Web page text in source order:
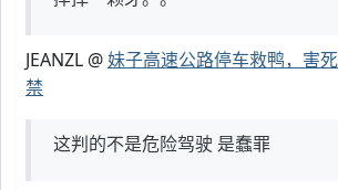
JEANZL @妹子高速公路停车救鸭，害
禁
这判的不是危险驾驶 是蠢罪